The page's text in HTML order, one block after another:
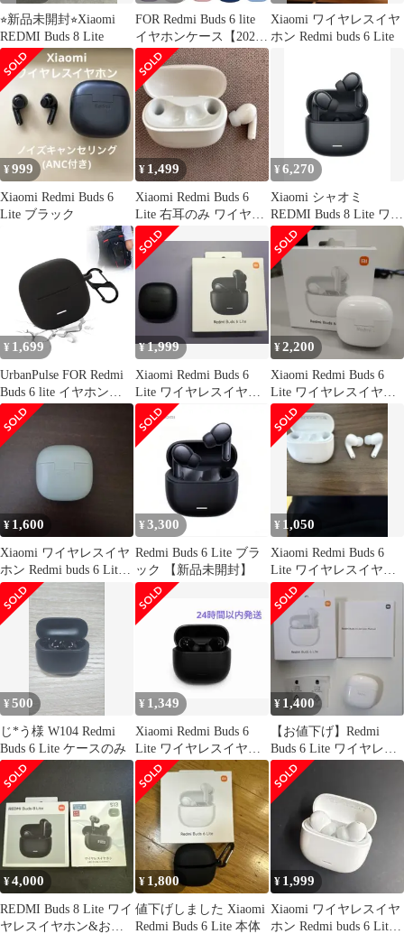
⭐︎新品未開封⭐︎Xiaomi
REDMI Buds 8 Lite
FOR Redmi Buds 6 lite
イヤホンケース【2025
新型-紛失防止フック付
き】シリコン素材 キズ
防止 落下防止 紛失防止
耐衝撃 全面保護 防水
防塵 軽量 ワイヤレスイ
ヤホン ケース (黒)
Xiaomi ワイヤレスイヤ
ホン Redmi buds 6 Lite
¥999
Xiaomi Redmi Buds 6
Lite ブラック
¥ 1,499
Xiaomi Redmi Buds 6
Lite 右耳のみ ワイヤレ
スイヤホン
¥6,270
Xiaomi シャオミ
REDMI Buds 8 Lite ワイ
ヤレスイヤホン
Bluetooth イヤホン 5.4
ノイズキャンセリング
12.4mmドライバー 最
大36時間再生 マルチポ
イント接続 急速充電 小
型軽量 専用アプリ対応
カスタムEQ iPho
¥ 1,699
UrbanPulse FOR Redmi
Buds 6 lite イヤホンケ
ース 保護カバー 紛失防
止用のフック付き シリ
コン材質 全面保護 耐衝
撃 キズ防止 落下防止
Buds 6 Lite 対応 保護ケ
ース (ブラック
¥1,999
Xiaomi Redmi Buds 6
Lite ワイヤレスイヤホ
ン
¥2,200
Xiaomi Redmi Buds 6
Lite ワイヤレスイヤホ
ン 白
¥ 1,600
Xiaomi ワイヤレスイヤ
ホン Redmi buds 6 Lite
ブルー
¥ 3,300
Redmi Buds 6 Lite ブラ
ック 【新品未開封】
¥ 1,050
Xiaomi Redmi Buds 6
Lite ワイヤレスイヤホ
ン 本体
¥500
じ*う様 W104 Redmi
Buds 6 Lite ケースのみ
¥ 1,349
Xiaomi Redmi Buds 6
Lite ワイヤレスイヤホ
ン ブラック
¥ 1,400
【お値下げ】Redmi
Buds 6 Lite ワイヤレス
イヤホン Xiaomi
¥4,000
REDMI Buds 8 Lite ワイ
ヤレスイヤホン&おま
¥ 1,800
値下げしました Xiaomi
Redmi Buds 6 Lite 本体
¥ 1,999
Xiaomi ワイヤレスイヤ
ホン Redmi buds 6 Lite